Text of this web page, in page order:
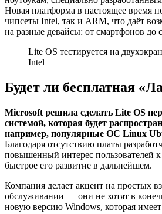
Новая платформа в настоящее время
чипсеты Intel, так и ARM, что даёт
на разные девайсы: от смартфонов до
Lite OS тестируется на
Intel
Будет ли бесплатная
Microsoft решила сделать Lite OS
системой, которая будет
например, популярные ОС Linux
Благодаря отсутствию платы
повышенный интерес пользователей
быстрое его развитие в дальнейшем.
Компания делает акцент на простых
обслуживании — они не хотят в
новую версию Windows, которая